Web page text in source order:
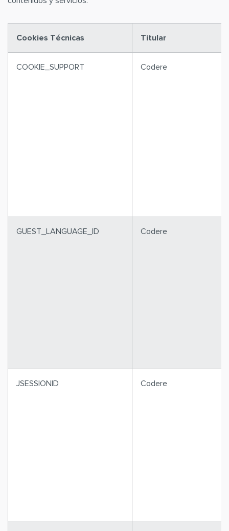
Cookies Técnicas Titular
COOKIE_SUPPORT Codere
GUEST_LANGUAGE_ID Codere
JSESSIONID Codere